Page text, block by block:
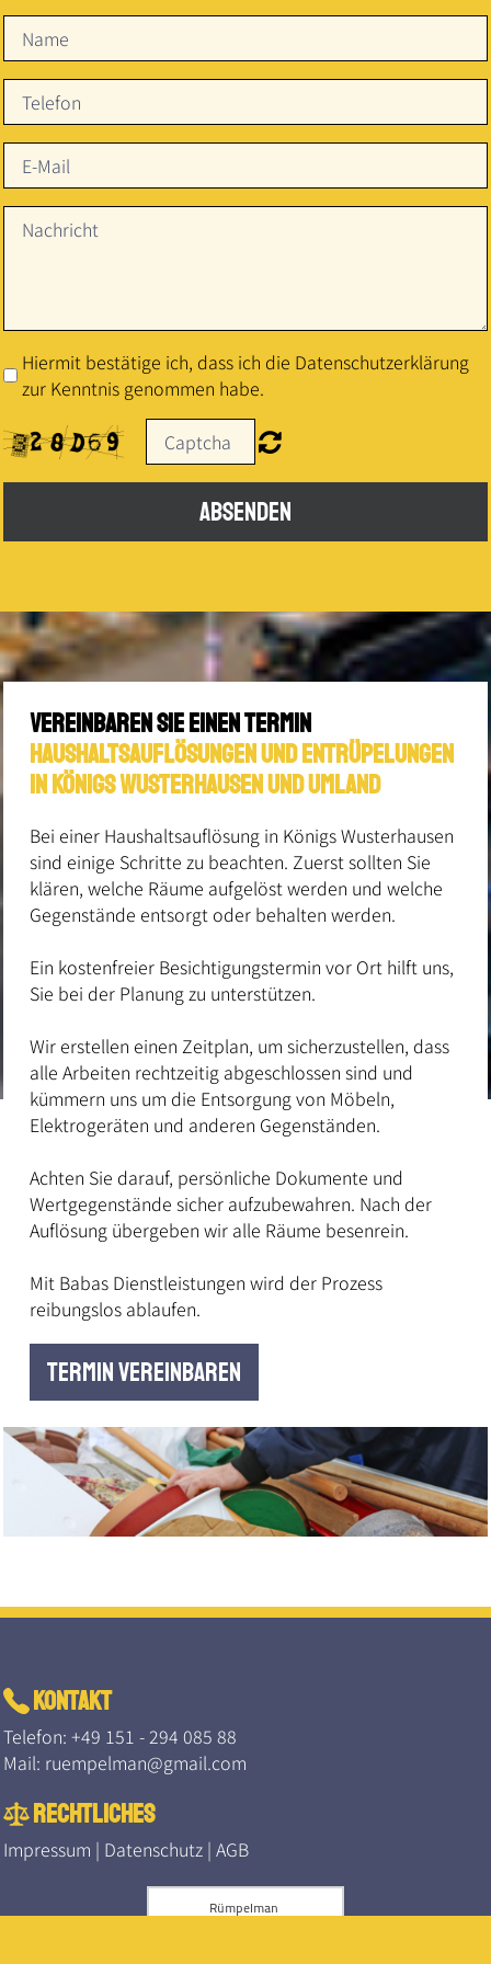
Hiermit bestätige ich, dass ich die Datenschutzerklärung
zur Kenntnis genommen habe.
ABSENDEN
Vereinbaren Sie einen Termin
haushaltsauflösungen und Entrüpelungen
in königs wusterhausen und Umland
Bei einer Haushaltsauflösung in Königs Wusterhausen
sind einige Schritte zu beachten. Zuerst sollten Sie
klären, welche Räume aufgelöst werden und welche
Gegenstände entsorgt oder behalten werden.
Ein kostenfreier Besichtigungstermin vor Ort hilft uns,
Sie bei der Planung zu unterstützen.
Wir erstellen einen Zeitplan, um sicherzustellen, dass
alle Arbeiten rechtzeitig abgeschlossen sind und
kümmern uns um die Entsorgung von Möbeln,
Elektrogeräten und anderen Gegenständen.
Achten Sie darauf, persönliche Dokumente und
Wertgegenstände sicher aufzubewahren. Nach der
Auflösung übergeben wir alle Räume besenrein.
Mit Babas Dienstleistungen wird der Prozess
reibungslos ablaufen.
TERMIN VEREINBAREN
kontakt
Telefon:+49 151 - 294 085 88
Mail: ruempelman@gmail.com
rechtliches
Impressum | Datenschutz |AGB